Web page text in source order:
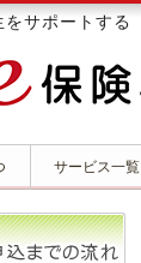
サポートする
サービス一覧